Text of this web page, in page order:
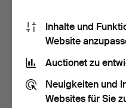
BESTECK, 31 Teile, Silber,
GAB, Gewicht ca…
1 Tag
2 Gebote
Inhalte und
Website
Auctionet zu
Neuigkeiten und
Websites für Sie